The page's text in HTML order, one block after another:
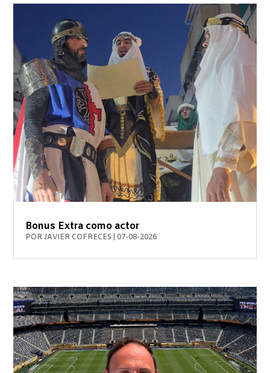
Bonus Extra como actor
PORJAVIER COFRECES 07-08-2026